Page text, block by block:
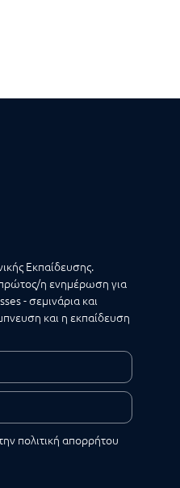
Εκπαίδευσης.
η ενημέρωση για
- σεμινάρια και
και η εκπαίδευση
πολιτική απορρήτου